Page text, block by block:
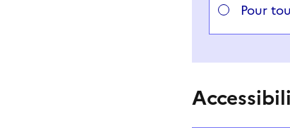
Pour